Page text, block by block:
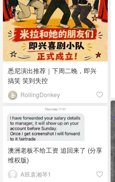
悉尼演出推荐｜下周二晚，即兴
搞笑 笑到失控
RollingDonkey
澳洲老板不给工资 追回来了 (分享
维权版)
A班袁湘琴1